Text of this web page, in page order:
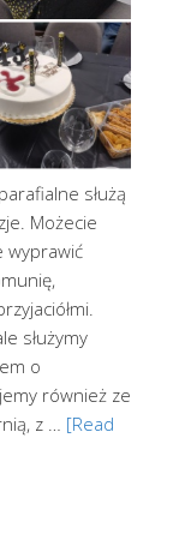
służą
Możecie
wyprawić
służymy
o
również ze
z … [Read